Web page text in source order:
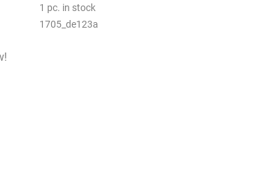
1 pc. in stock
1705_de123a